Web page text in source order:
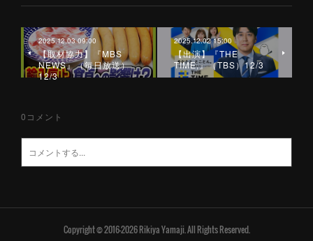
2025.12.03 09:00
【取材協力】『MBS
NEWS』（毎日放送）
12/3
2025.12.02 15:00
【出演】『THE
TIME,』（TBS）12/3
0 コメント
Copyright © 2016-2026 Rikiya Yamaji. All Rights Reserved.